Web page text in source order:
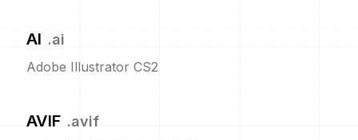
AI .ai
Adobe Illustrator CS2
AVIF .avif